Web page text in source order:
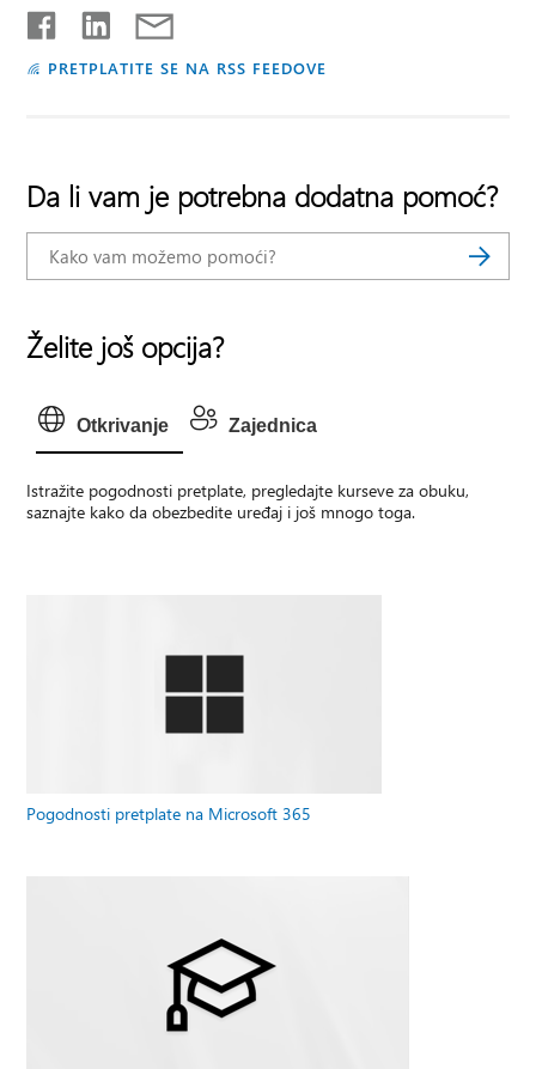
PRETPLATITE SE NA RSS FEEDOVE
Da li vam je potrebna dodatna pomoć?
Želite još opcija?
Otkrivanje Zajednica
Istražite pogodnosti pretplate, pregledajte kurseve za obuku,
saznajte kako da obezbedite uređaj i još mnogo toga.
Pogodnosti pretplate na Microsoft 365